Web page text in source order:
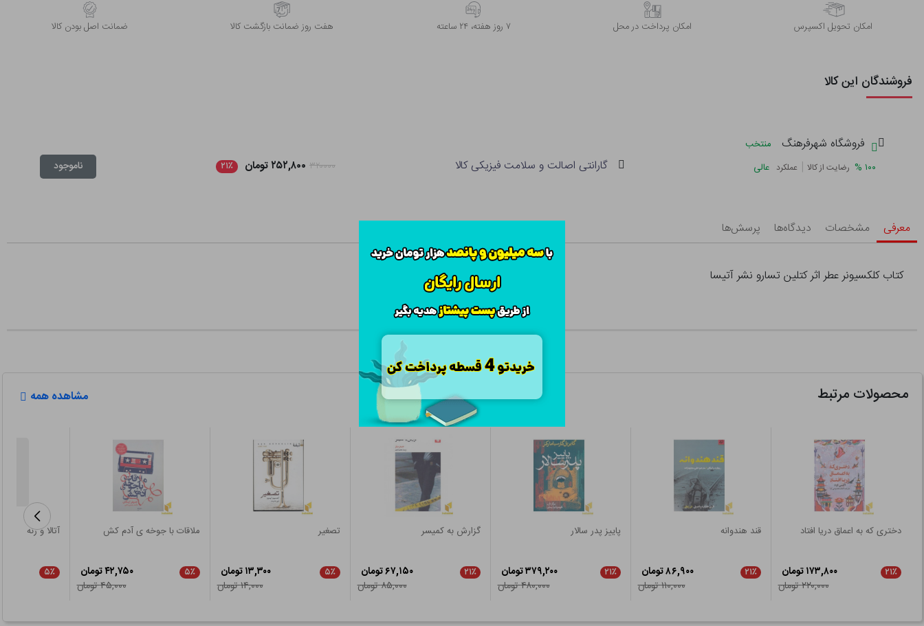
اﻣﮑﺎن ﺗﺤﻮﯾﻞ اﮐﺴﭙﺮس امکان پرداخت در محل ۷ روز ﻫﻔﺘﻪ، ۲۴ ﺳﺎﻋﺘﻪ هفت روز ضمانت بازگشت کالا ﺿﻤﺎﻧﺖ اﺻﻞ ﺑﻮدن ﮐﺎﻟﺎ
فروشندگان این کالا
فروشگاه شهرفرهنگ
منتخب
۱۰۰ % رضایت از کالا | عملکرد عالی گارانتی اصالت و سلامت فیزیکی کالا ۳۲۰۰۰۰ ۲۵۲,۸۰۰ تومان ۲۱٪ ناموجود
معرفی مشخصات دیدگاه‌ها پرسش‌ها
کتاب کلکسیونر عطر اثر کتلین تسارو نشر آتیسا
محصولات مرتبط مشاهده همه
دختری که به اعماق دریا افتاد
۲۱٪
۱۷۳,۸۰۰ تومان
۲۲۰,۰۰۰ تومان
قند هندوانه
۲۱٪
۸۶,۹۰۰ تومان
۱۱۰,۰۰۰ تومان
پاییز پدر سالار
۲۱٪
۳۷۹,۲۰۰ تومان
۴۸۰,۰۰۰ تومان
گزارش به کمیسر
۲۱٪
۶۷,۱۵۰ تومان
۸۵,۰۰۰ تومان
تصغیر
۵٪
۱۳,۳۰۰ تومان
۱۴,۰۰۰ تومان
ملاقات با جوخه ی آدم کش
۵٪
۴۲,۷۵۰ تومان
۴۵,۰۰۰ تومان
آتالا و رنه
۵٪